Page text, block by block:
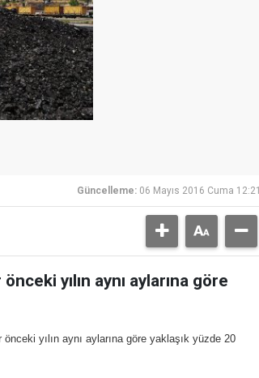
Güncelleme: 06 Mayıs 2016 Cuma 12:21
yılın aynı aylarına göre
yılın aynı aylarına göre yaklaşık yüzde 20